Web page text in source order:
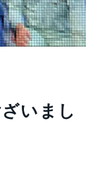
いまし